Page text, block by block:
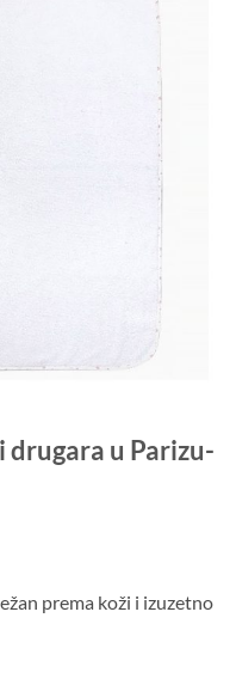
drugara u Parizu-
prema koži i izuzetno